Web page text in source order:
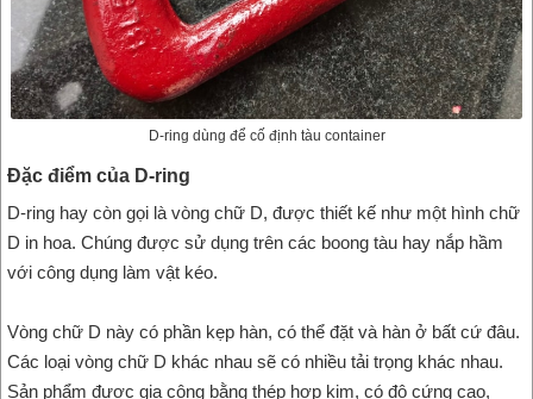
D-ring dùng để cố định tàu container
Đặc điểm của D-ring
D-ring hay còn gọi là vòng chữ D, được thiết kế như một hình chữ
D in hoa. Chúng được sử dụng trên các boong tàu hay nắp hầm
với công dụng làm vật kéo.
Vòng chữ D này có phần kẹp hàn, có thể đặt và hàn ở bất cứ đâu.
Các loại vòng chữ D khác nhau sẽ có nhiều tải trọng khác nhau.
Sản phẩm được gia công bằng thép hợp kim, có độ cứng cao,